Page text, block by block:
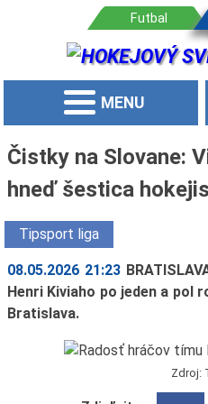
MENU
Čistky na Slovane:
hneď šestica
Tipsport liga
08.05.2026 21:23
Henri Kiviaho po jeden a pol
Bratislava.
Zdroj: